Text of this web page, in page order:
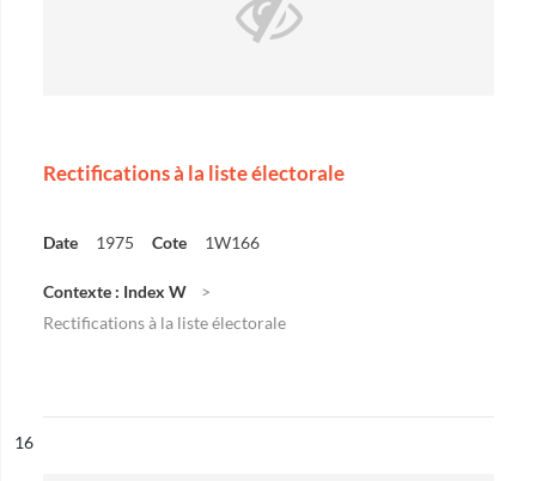
Rectifications à la liste électorale
Date 1975 Cote 1W166
Contexte : Index W
Rectifications à la liste électorale
n°
16